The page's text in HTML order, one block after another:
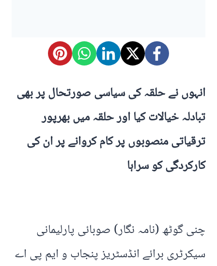
انہوں نے حلقہ کی سیاسی صورتحال پر بھی
تبادلہ خیالات کیا اور حلقہ میں بھرپور
ترقیاتی منصوبوں پر کام کروانے پر ان کی
کارکردگی کو سراہا
چنی گوٹھ (نامہ نگار) صوبائی پارلیمانی
سیکرٹری برائے انڈسٹریز پنجاب و ایم پی اے